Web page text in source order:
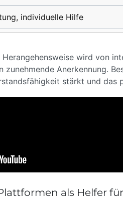
individuelle Hilfe
wird von
zunehmende Anerkennung.
stärkt und das
als Helfer